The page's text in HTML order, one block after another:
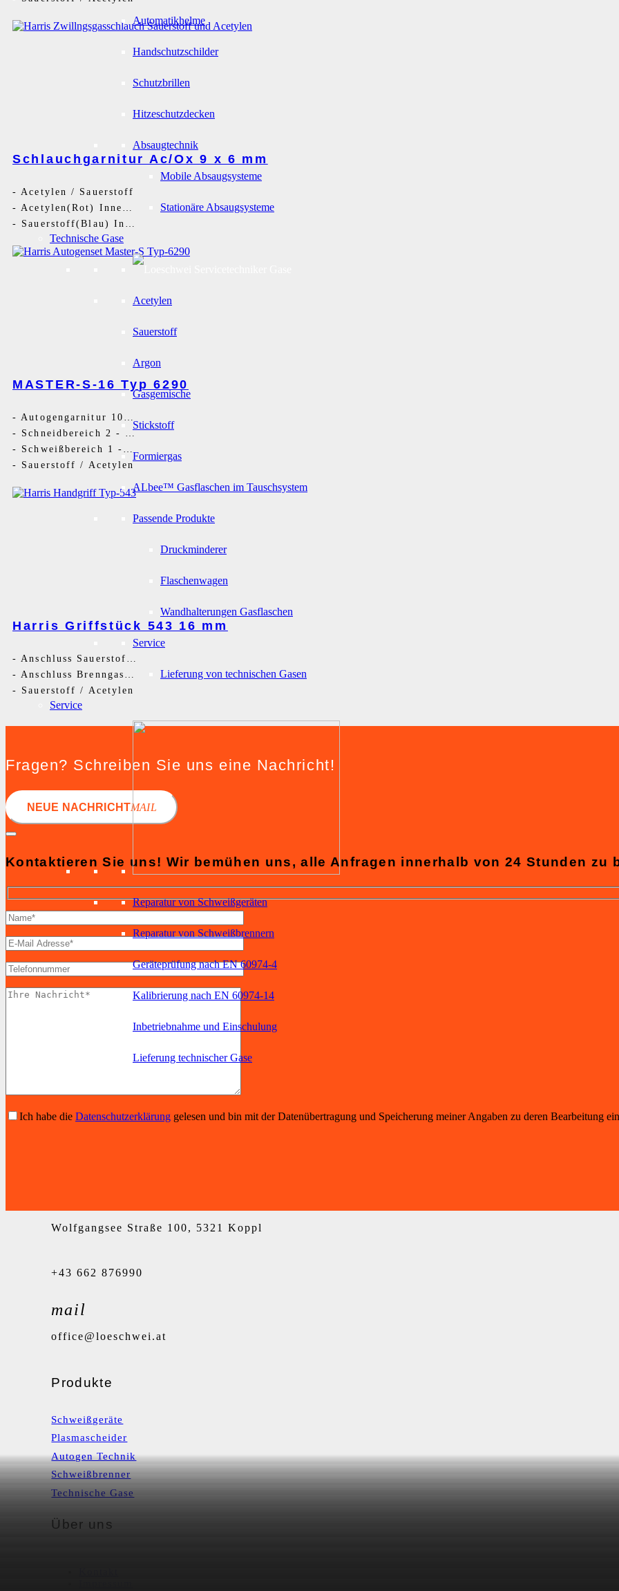
Automatikhelme
Handschutzschilder
Schutzbrillen
Hitzeschutzdecken
Absaugtechnik
Mobile Absaugsysteme
Stationäre Absaugsysteme
Technische Gase
Acetylen
Sauerstoff
Argon
Gasgemische
Stickstoff
Formiergas
ALbee™ Gasflaschen im Tauschsystem
Passende Produkte
Druckminderer
Flaschenwagen
Wandhalterungen Gasflaschen
Service
Lieferung von technischen Gasen
Service
Reparatur von Schweißgeräten
Reparatur von Schweißbrennern
Geräteprüfung nach EN 60974-4
Kalibrierung nach EN 60974-14
Inbetriebnahme und Einschulung
Lieferung technischer Gase
Schlauchgarnitur Ac/Ox 9 x 6 mm
-Acetylen / Sauerstoff
-Acetylen(Rot) Innen 9 mm - G3/8LH
- Sauerstoff(Blau) Innen 6 mm- G1/4RH
MASTER-S-16 Typ 6290
-Autogengarnitur 10 Teile
- Schneidbereich 2 - 50 mm
- Schweißbereich 1 - 14 mm
- Sauerstoff / Acetylen
Harris Griffstück 543 16 mm
-Anschluss Sauerstoff G1/4RH
-Anschluss Brenngas G3/8LH
- Sauerstoff / Acetylen
Fragen? Schreiben Sie uns eine Nachricht!
NEUE NACHRICHTMAIL
Kontaktieren Sie uns! Wir bemühen uns, alle Anfragen innerhalb von 24 Stunden zu
Ich habe die Datenschutzerklärung gelesen und bin mit der Datenübertragung und Speicherung meiner Angaben zu deren Bearbeitung
Wolfgangsee Straße 100, 5321 Koppl
+43 662 876990
mail
office@loeschwei.at
Produkte
Schweißgeräte
Plasmascheider
Autogen Technik
Schweißbrenner
Technische Gase
Über uns